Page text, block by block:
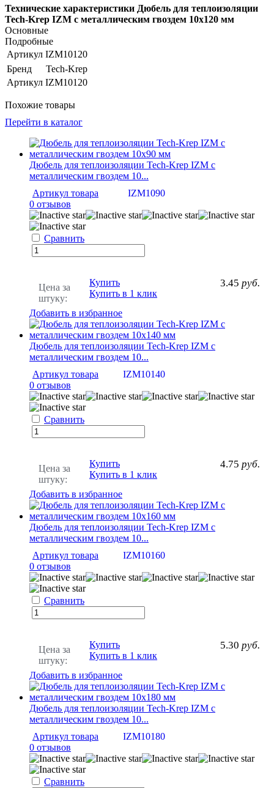
Технические характеристики Дюбель для теплоизоляции
Tech-Krep IZМ с металлическим гвоздем 10х120 мм
Основные
Подробные
Артикул IZM10120
Бренд
Tech-Krep
Артикул IZM10120
Похожие товары
Перейти в каталог
Дюбель для теплоизоляции Tech-Krep IZМ с
металлическим гвоздем 10...
Артикул товара
IZM1090
0 отзывов
Сравнить
Цена за
штуку:
3.45 руб.
Купить
Купить в 1 клик
Добавить в избранное
Дюбель для теплоизоляции Tech-Krep IZМ с
металлическим гвоздем 10...
Артикул товара
IZM10140
0 отзывов
Сравнить
Цена за
штуку:
4.75 руб.
Купить
Купить в 1 клик
Добавить в избранное
Дюбель для теплоизоляции Tech-Krep IZМ с
металлическим гвоздем 10...
Артикул товара
IZM10160
0 отзывов
Сравнить
Цена за
штуку:
5.30 руб.
Купить
Купить в 1 клик
Добавить в избранное
Дюбель для теплоизоляции Tech-Krep IZМ с
металлическим гвоздем 10...
Артикул товара
IZM10180
0 отзывов
Сравнить